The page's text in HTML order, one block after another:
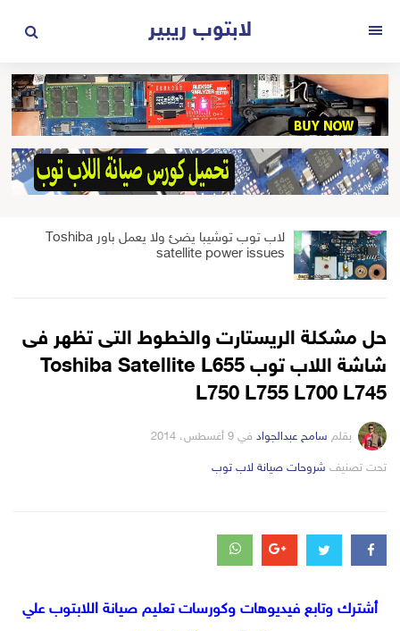
المحتوى
لابتوب ريبير
لاب توب توشيبا يضئ ولا يعمل باور Toshiba
satellite power issues
حل مشكلة الريستارت والخطوط التى تظهر فى
شاشة اللاب توب Toshiba Satellite L655
L750 L755 L700 L745
بقلم سامح عبدالجواد في 9 أغسطس، 2014
تحت تصنيف التصانيف
شروحات صيانة لاب توب
أشترك وتابع فيديوهات وكورسات تعليم صيانة اللابتوب علي